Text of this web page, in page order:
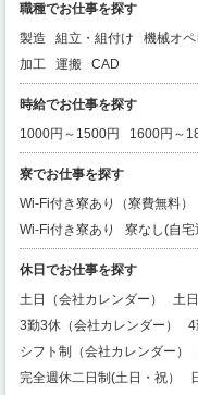
職種でお仕事を探す
製造
組立・組付け 機械オ
加工
運搬 CAD
時給でお仕事を探す
1000円～1500円
1600円～
寮でお仕事を探す
Wi-Fi付き寮あり（寮費無料）
Wi-Fi付き寮あり
寮なし(自宅
休日でお仕事を探す
土日（会社カレンダー）
土
3勤3休（会社カレンダー）
4
シフト制（会社カレンダー）
完全週休二日制(土日・祝）